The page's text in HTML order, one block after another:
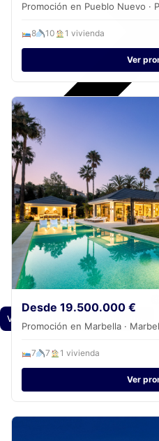
Inicio
Propiedades
Obra nueva
Nosotros
Contacto
Únete al equipo
Vende tu propiedad con nosotros
Promoción en Pueblo Nuevo ·
8 10 1 vivienda
Ver
Desde 19.500.000 €
Promoción en Marbella ·
7 7 1 vivienda
Ver